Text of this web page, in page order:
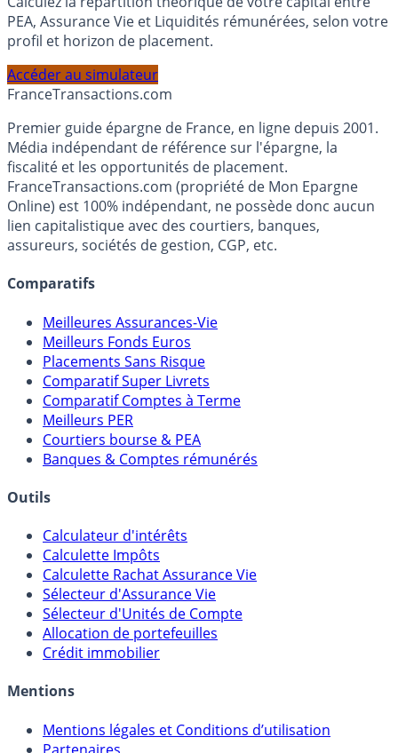
Calculez la répartition théorique de votre capital entre
profil et horizon de placement.
FranceTransactions.com
Premier guide épargne de France, en ligne depuis 2001.
Média indépendant de référence sur l'épargne, la
fiscalité et les opportunités de placement.
FranceTransactions.com (propriété de Mon Epargne
Online) est 100% indépendant, ne possède donc aucun
assureurs, sociétés de gestion, CGP, etc.
Comparatifs
Meilleures Assurances-Vie
Meilleurs Fonds Euros
Placements Sans Risque
Comparatif Super Livrets
Comparatif Comptes à Terme
Meilleurs PER
Courtiers bourse & PEA
Banques & Comptes rémunérés
Outils
Calculateur d'intérêts
Calculette Impôts
Calculette Rachat Assurance Vie
Sélecteur d'Assurance Vie
Sélecteur d'Unités de Compte
Crédit immobilier
Mentions